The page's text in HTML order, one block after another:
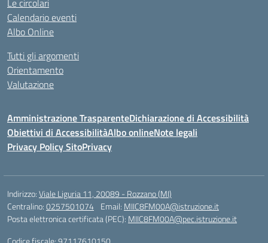
Le circolari
Calendario eventi
Albo Online
Tutti gli argomenti
Orientamento
Valutazione
Amministrazione TrasparenteDichiarazione di Accessibilità
Obiettivi di AccessibilitàAlbo onlineNote legali
Privacy Policy SitoPrivacy
Indirizzo:Viale Liguria 11, 20089 - Rozzano (MI)
Centralino:0257501074 Email: MIIC8FM00A@istruzione.it
Posta elettronica certificata (PEC): MIIC8FM00A@pec.istruzione.it